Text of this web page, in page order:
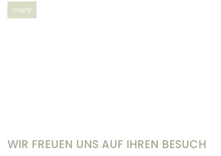
mehr
WIR FREUEN UNS AUF IHREN BESUCH